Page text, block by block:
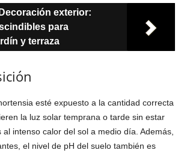
Decoración exterior:
para
y terraza
esté expuesto a la cantidad correcta
la luz solar temprana o tarde sin estar
intenso calor del sol a medio día. Además,
el nivel de pH del suelo también es